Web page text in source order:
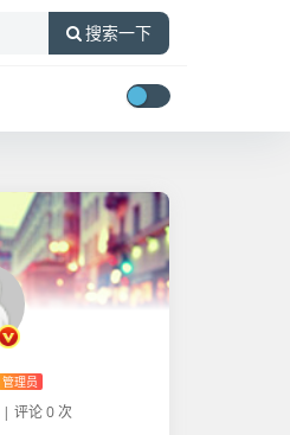
搜索一下
管理员
| 评论 0 次